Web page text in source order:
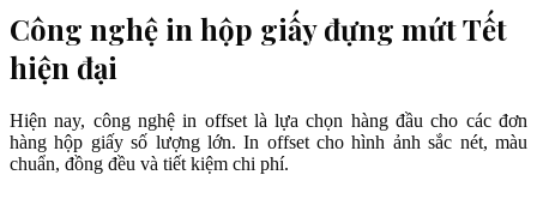
Công nghệ in hộp giấy đựng mứt Tết
hiện đại
Hiện nay, công nghệ in offset là lựa chọn hàng đầu cho các đơn
hàng hộp giấy số lượng lớn. In offset cho hình ảnh sắc nét, màu
chuẩn, đồng đều và tiết kiệm chi phí.